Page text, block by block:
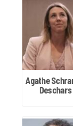
Agathe
Deschars